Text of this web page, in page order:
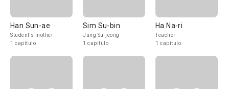
Han Sun-ae
Student's mother
1 capítulo
Sim Su-bin
Jung Su-jeong
1 capítulo
Ha Na-ri
Teacher
1 capítulo